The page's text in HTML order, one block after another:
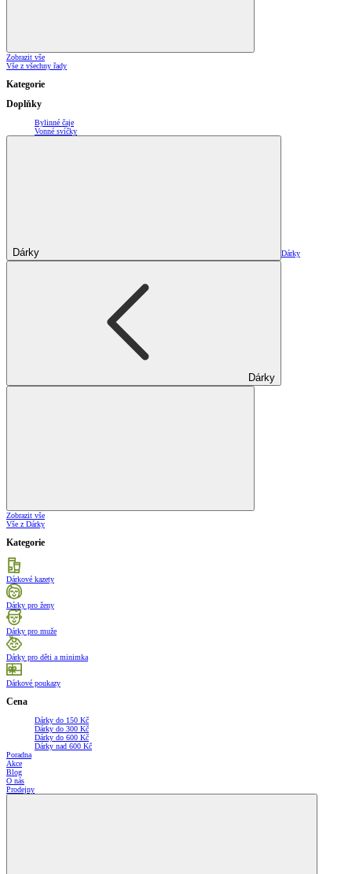
Zobrazit vše
Vše z všechny řady
Kategorie
Doplňky
Bylinné čaje
Vonné svíčky
Dárky Dárky
Dárky
Zobrazit vše
Vše z Dárky
Kategorie
Dárkové kazety
Dárky pro ženy
Dárky pro muže
Dárky pro děti a minimka
Dárkové poukazy
Cena
Dárky do 150 Kč
Dárky do 300 Kč
Dárky do 600 Kč
Dárky nad 600 Kč
Poradna
Akce
Blog
O nás
Prodejny